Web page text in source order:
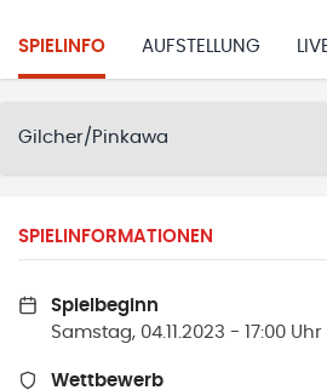
SPIELINFO AUFSTELLUNG
Gilcher/Pinkawa
SPIELINFORMATIONEN
Spielbeginn
Samstag, 04.11.2023 - 17:00 Uhr
Wettbewerb